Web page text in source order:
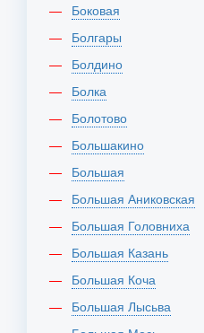
Боковая
Болгары
Болдино
Болка
Болотово
Большакино
Большая
Большая Аниковская
Большая Головниха
Большая Казань
Большая Коча
Большая Лысьва